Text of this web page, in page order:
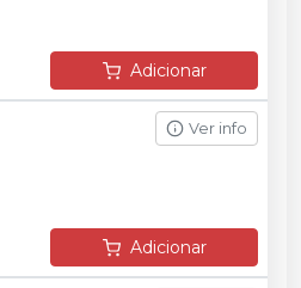
Adicionar
Ver info
Adicionar